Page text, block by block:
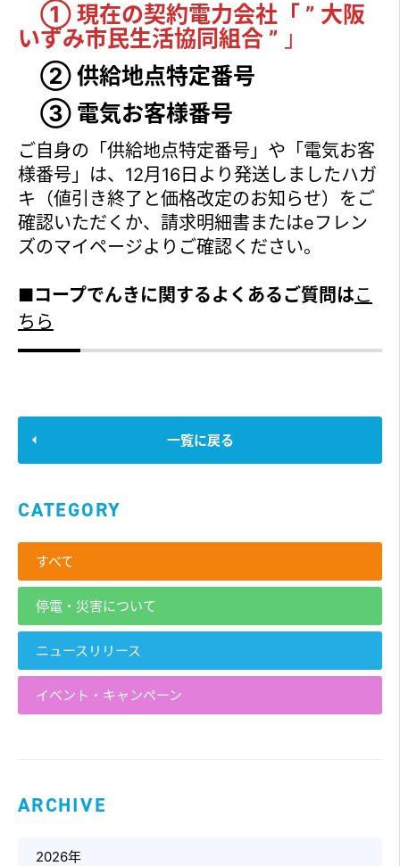
① 現在の契約電力会社「 ” 大阪
いずみ市民生活協同組合 ” 」
② 供給地点特定番号
③ 電気お客様番号
ご自身の「供給地点特定番号」や「電気お客
様番号」は、12月16日より発送しましたハガ
キ（値引き終了と価格改定のお知らせ）をご
確認いただくか、請求明細書またはeフレン
ズのマイページよりご確認ください。
■コープでんきに関するよくあるご質問はこ
ちら
一覧に戻る
CATEGORY
すべて
停電・災害について
ニュースリリース
イベント・キャンペーン
ARCHIVE
2026年